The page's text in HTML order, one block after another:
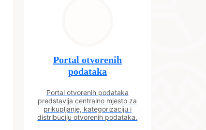
Portal otvorenih
podataka
Portal otvorenih podataka
predstavlja centralno mjesto za
prikupljanje, kategorizaciju i
distribuciju otvorenih podataka.